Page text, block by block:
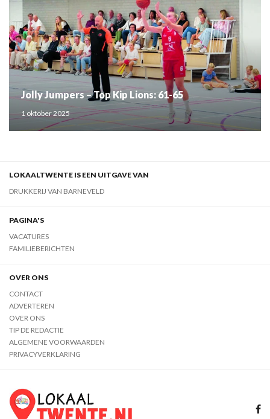
Jolly Jumpers – Top Kip Lions: 61-65
1 oktober 2025
LOKAALTWENTE IS EEN UITGAVE VAN
DRUKKERIJ VAN BARNEVELD
PAGINA'S
VACATURES
FAMILIEBERICHTEN
OVER ONS
CONTACT
ADVERTEREN
OVER ONS
TIP DE REDACTIE
ALGEMENE VOORWAARDEN
PRIVACYVERKLARING